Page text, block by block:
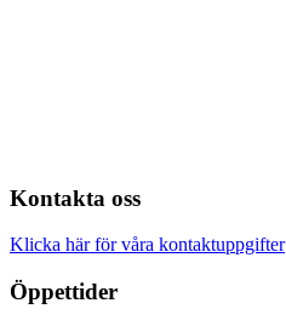
Kontakta oss
Klicka här för våra kontaktuppgifter
Öppettider